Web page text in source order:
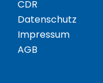
CDR
Datenschutz
Impressum
AGB